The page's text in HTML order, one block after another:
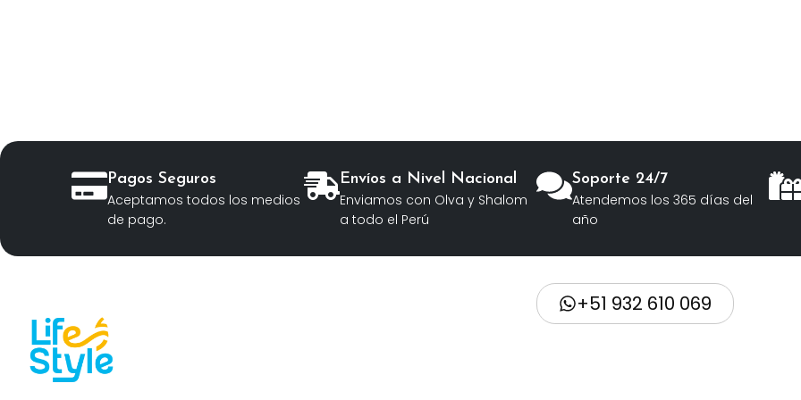
Pagos Seguros
Aceptamos todos los medios
de pago.
Envíos a Nivel Nacional
Enviamos con Olva y Shalom
a todo el Perú
Soporte 24/7
Atendemos los 365 días del
año
+51 932 610 069